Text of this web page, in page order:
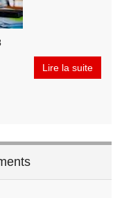
Lire la suite